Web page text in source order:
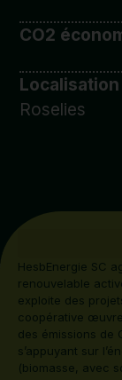
CO2
Localisation
Roselies
HesbEnergie SC
renouvelable
exploite des
coopérative
des émissions de
s’appuyant sur
(biomasse, avec